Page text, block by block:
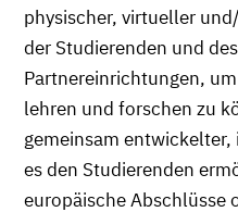
physischer, virtueller
der Studierenden und
Partnereinrichtungen,
lehren und forschen zu
gemeinsam
es den Studierenden
europäische Abschlüsse